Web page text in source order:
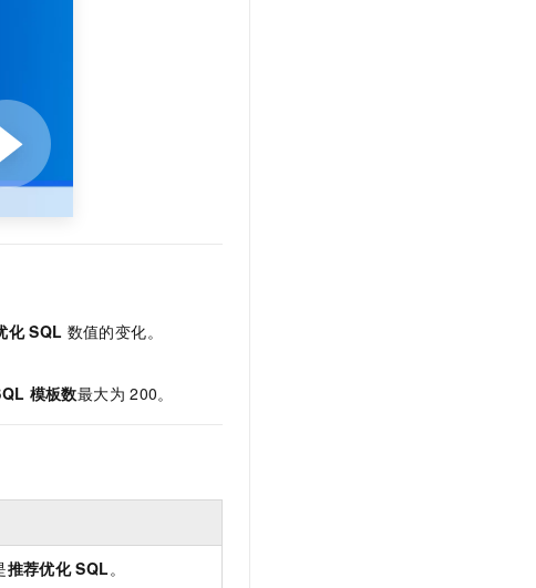
化 SQL 数值的变化。
模板数最大为 200。
推荐优化 SQL 。